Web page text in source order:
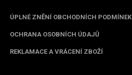
ÚPLNÉ ZNĚNÍ OBCHODNÍCH PODMÍNEK
OCHRANA OSOBNÍCH ÚDAJŮ
REKLAMACE A VRÁCENÍ ZBOŽÍ